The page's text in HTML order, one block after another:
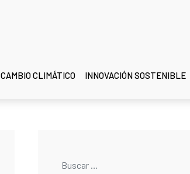
CAMBIO CLIMÁTICO INNOVACIÓN SOSTENIBLE